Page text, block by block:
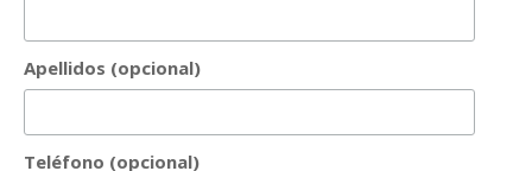
Apellidos (opcional)
Teléfono (opcional)